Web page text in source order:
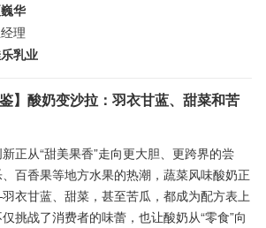
华
理
乳业
鉴】酸奶变沙拉：羽衣甘蓝、甜菜和苦
正从“甜美果香”走向更大胆、更跨界的尝
百香果等地方水果的热潮，蔬菜风味酸奶正
衣甘蓝、甜菜，甚至苦瓜，都成为配方表上
挑战了消费者的味蕾，也让酸奶从“零食”向